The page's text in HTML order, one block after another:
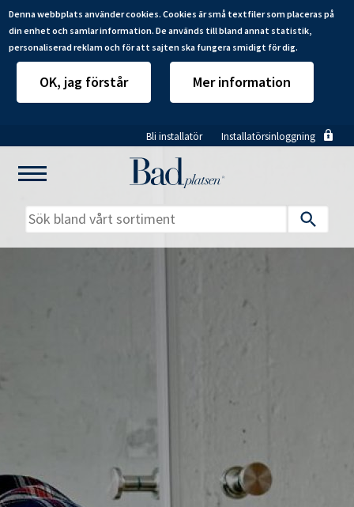
Denna webbplats använder cookies. Cookies är små textfiler som placeras på
din enhet och samlar information. De används till bland annat statistik,
personaliserad reklam och för att sajten ska fungera smidigt för dig.
OK, jag förstår Mer information
till
huvudinnehåll
Bli installatör Installatörsinloggning
Våra varumärken